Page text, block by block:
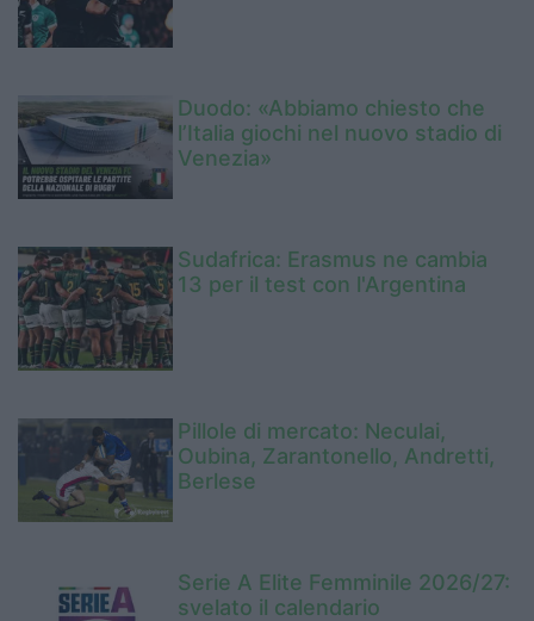
Duodo: «Abbiamo chiesto che
l’Italia giochi nel nuovo stadio di
Venezia»
Sudafrica: Erasmus ne cambia
13 per il test con l'Argentina
Pillole di mercato: Neculai,
Oubina, Zarantonello, Andretti,
Berlese
Serie A Elite Femminile 2026/27:
svelato il calendario